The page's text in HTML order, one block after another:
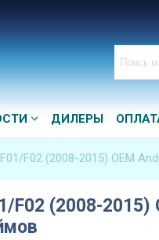
ДИЛЕРЫ
F02 (2008-2015) OEM
F02 (2008-